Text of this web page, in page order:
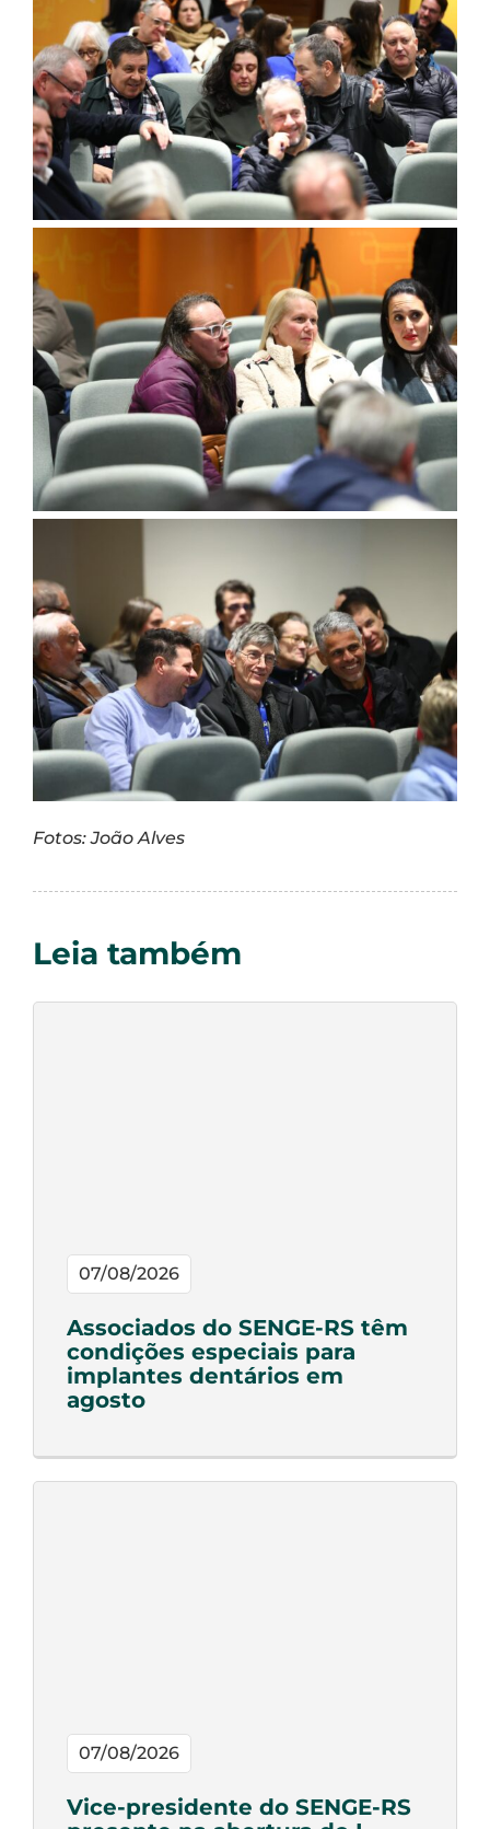
Fotos: João Alves
Leia também
07/08/2026
Associados do SENGE-RS têm
condições especiais para
implantes dentários em
agosto
07/08/2026
Vice-presidente do SENGE-RS